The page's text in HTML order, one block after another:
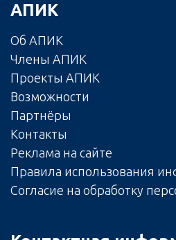
АПИК
Об АПИК
Члены АПИК
Проекты АПИК
Возможности
Партнёры
Контакты
Реклама на сайте
Правила использования
Согласие на обработку